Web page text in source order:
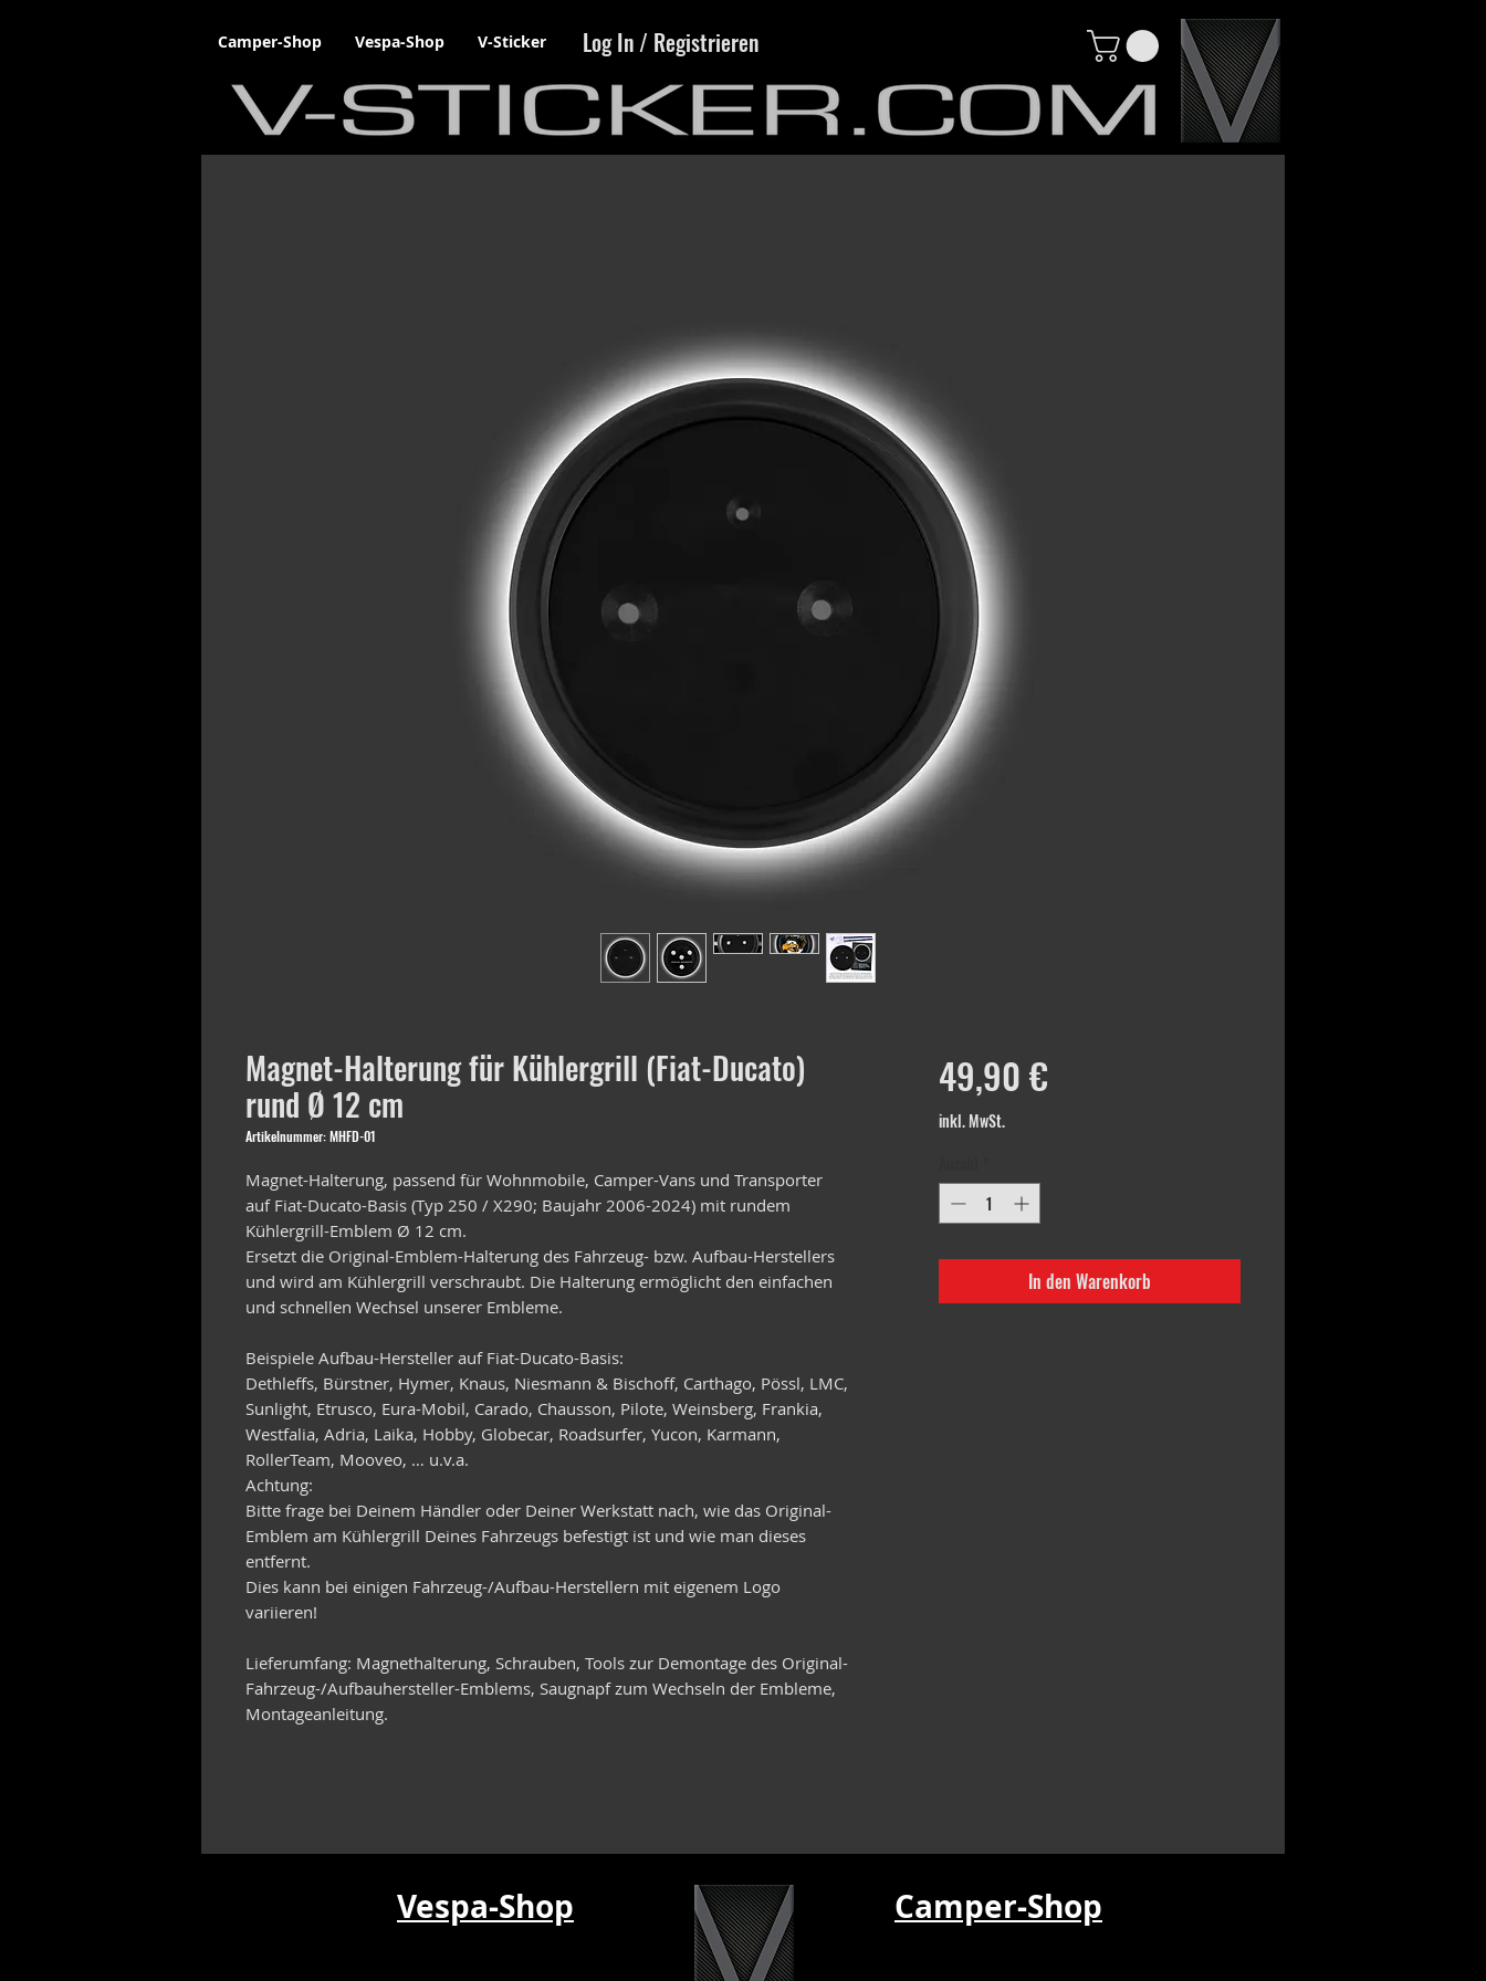
Camper-Shop Vespa-Shop V-Sticker Log In / Registrieren
Magnet-Halterung für Kühlergrill (Fiat-Ducato)
rund Ø 12 cm
Artikelnummer: MHFD-01
Magnet-Halterung, passend für Wohnmobile, Camper-Vans und Transporter
auf Fiat-Ducato-Basis (Typ 250 / X290; Baujahr 2006-2024) mit rundem
Kühlergrill-Emblem Ø 12 cm.
Ersetzt die Original-Emblem-Halterung des Fahrzeug- bzw. Aufbau-Herstellers
und wird am Kühlergrill verschraubt. Die Halterung ermöglicht den einfachen
und schnellen Wechsel unserer Embleme.
Beispiele Aufbau-Hersteller auf Fiat-Ducato-Basis:
Dethleffs, Bürstner, Hymer, Knaus, Niesmann & Bischoff, Carthago, Pössl, LMC,
Sunlight, Etrusco, Eura-Mobil, Carado, Chausson, Pilote, Weinsberg, Frankia,
Westfalia, Adria, Laika, Hobby, Globecar, Roadsurfer, Yucon, Karmann,
RollerTeam, Mooveo, … u.v.a.
Achtung:
Bitte frage bei Deinem Händler oder Deiner Werkstatt nach, wie das Original-
Emblem am Kühlergrill Deines Fahrzeugs befestigt ist und wie man dieses
entfernt.
Dies kann bei einigen Fahrzeug-/Aufbau-Herstellern mit eigenem Logo
variieren!
Lieferumfang: Magnethalterung, Schrauben, Tools zur Demontage des Original-
Fahrzeug-/Aufbauhersteller-Emblems, Saugnapf zum Wechseln der Embleme,
Montageanleitung.
49,90 €Preis
inkl. MwSt.
In den Warenkorb
Vespa-Shop Camper-Shop